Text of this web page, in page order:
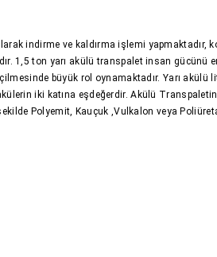
indirme ve kaldırma işlemi yapmaktadır,
1,5 ton yarı akülü transpalet insan gücünü
büyük rol oynamaktadır. Yarı akülü
iki katına eşdeğerdir. Akülü
Polyemit, Kauçuk ,Vulkalon veya